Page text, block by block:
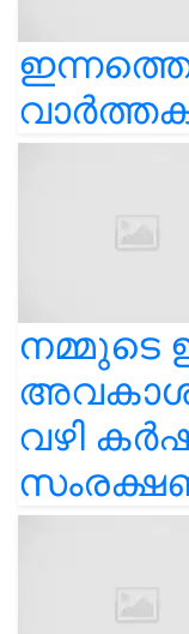
നമ്മുടെ
അവകാശം
വഴി